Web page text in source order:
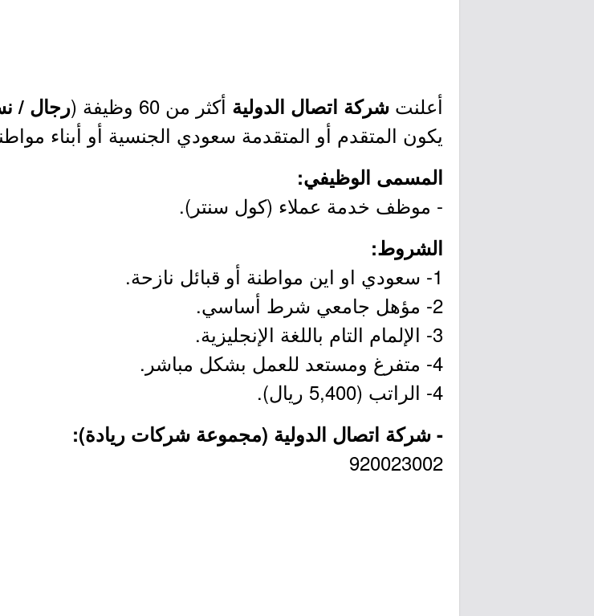
أعلنت شركة اتصال الدولية أكثر من 60 وظيفة ( رجال /
يكون المتقدم أو المتقدمة سعودي الجنسية أو أبناء
المسمى الوظيفي:
- موظف خدمة عملاء (كول سنتر).
الشروط:
1- سعودي او اين مواطنة أو قبائل نازحة.
2- مؤهل جامعي شرط أساسي.
3- الإلمام التام باللغة الإنجليزية.
4- متفرغ ومستعد للعمل بشكل مباشر.
4- الراتب (5,400 ريال).
- شركة اتصال الدولية (مجموعة شركات ريادة):
920023002